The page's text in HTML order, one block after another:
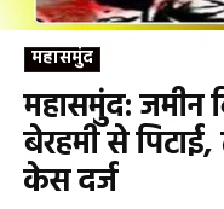
महासमुंद
महासमुंद: जमीन
बेरहमी से
केस दर्ज